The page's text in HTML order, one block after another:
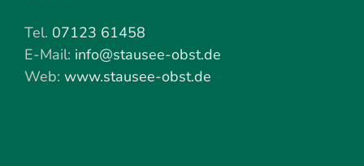
Tel. 07123 61458
E-Mail: info@stausee-obst.de
Web: www.stausee-obst.de